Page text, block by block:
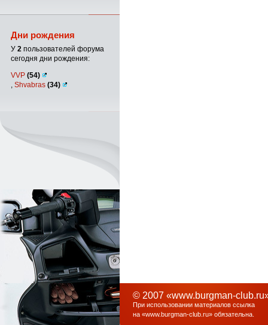
Дни рождения
У 2 пользователей форума
сегодня дни рождения:
VVP (54)
Shvabras (34)
© 2007 «www.burgman-
При использовании материалов ссылка
на «www.burgman-club.ru» обязательна